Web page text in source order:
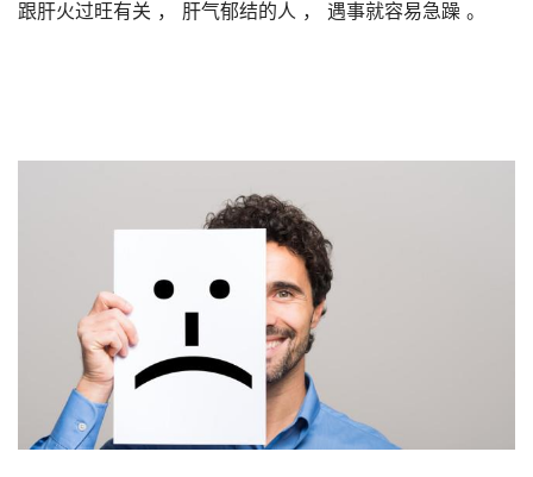
跟肝火过旺有关 ， 肝气郁结的人 ， 遇事就容易急躁 。